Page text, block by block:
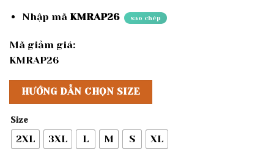
Nhập mã KMRAP26 sao chép
Mã giảm giá:
KMRAP26
HƯỚNG DẪN CHỌN SIZE
Size
2XL 3XL L M S XL